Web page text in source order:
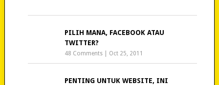
PILIH MANA, FACEBOOK ATAU
TWITTER?
48 Comments Oct 25, 2011
PENTING UNTUK WEBSITE, INI